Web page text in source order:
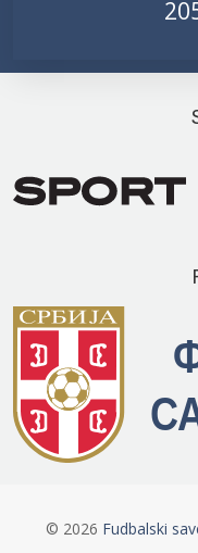
© 2026 Fudbalski